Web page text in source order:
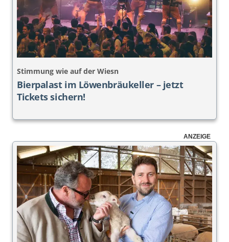
Bierpalast im Löwenbräukeller – jetzt
Tickets sichern!
Stimmung wie auf der Wiesn
ANZEIGE